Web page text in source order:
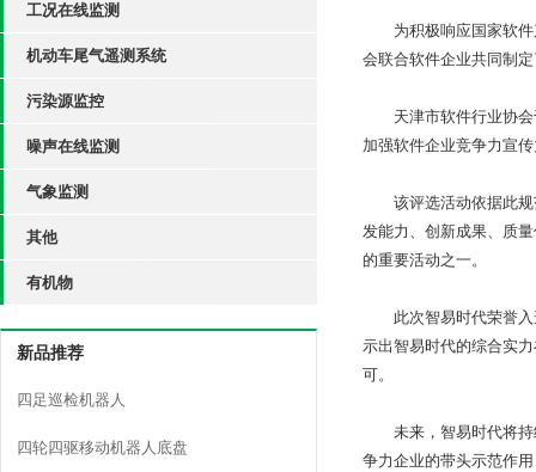
工况在线监测
机动车尾气遥测系统
污染源监控
噪声在线监测
气象监测
其他
有机物
新品推荐
四足巡检机器人
四轮四驱移动机器人底盘
为积极响应国家软件
会联合软件企业共同制
天津市软件行业协会
加强软件企业竞争力宣
该评选活动依据此规
发能力、创新成果、质
的重要活动之一。
此次智易时代荣誉入
示出智易时代的综合实
可。
未来，智易时代将持
争力企业的带头示范作